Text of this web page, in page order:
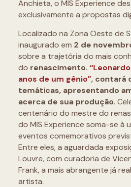
Anchieta, o MIS Experience
exclusivamente a propostas
Localizado na Zona Oeste de
inaugurado em 2 de
sobre a trajetória do mais
do renascimento.
anos de um gênio”, contará
temáticas, apresentando
acerca de sua produção.
centenário do mestre do
do MIS Experience soma-se à
eventos comemorativos
Entre eles, a aguardada
Louvre, com curadoria de
Frank, a mais abrangente já
artista.